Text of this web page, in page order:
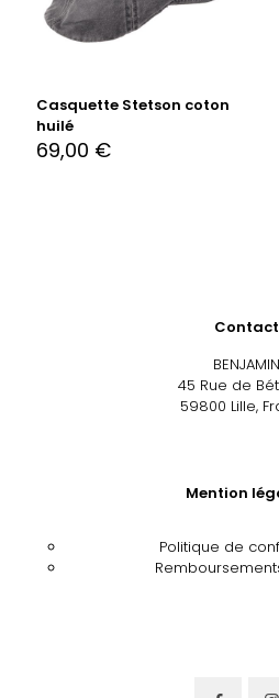
Casquette Stetson coton
huilé
69,00 €
Contact
BENJAMIN
45 Rue de
59800 Lille,
Mention
Politique de